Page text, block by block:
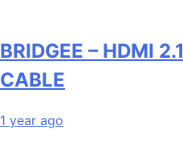
BRIDGEE – HDMI
CABLE
1 year ago